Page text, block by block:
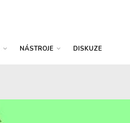
NÁSTROJE DISKUZE